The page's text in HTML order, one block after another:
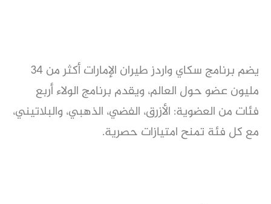
يضم برنامج سكاي واردز طيران الإمارات أكثر من 34
مليون عضو حول العالم، ويقدم برنامج الولاء أربع
فئات من العضوية: الأزرق، الفضي، الذهبي، والبلاتيني،
مع كل فئة تمنح امتيازات حصرية.